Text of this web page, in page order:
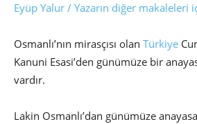
Eyüp Yalur / Yazarın diğer makaleleri
Osmanlı’nın mirasçısı olan Türkiye
Kanuni Esasi’den günümüze bir
vardır.
Lakin Osmanlı’dan günümüze